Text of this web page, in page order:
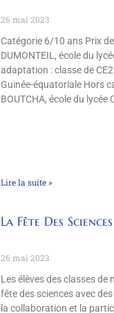
26 mai 2023
Catégorie 6/10 ans Prix
DUMONTEIL, école du
adaptation : classe de
Guinée-équatoriale Hors
BOUTCHA, école du
Lire la suite »
La Fête Des
26 mai 2023
Les élèves des classes
fête des sciences avec
la collaboration et la